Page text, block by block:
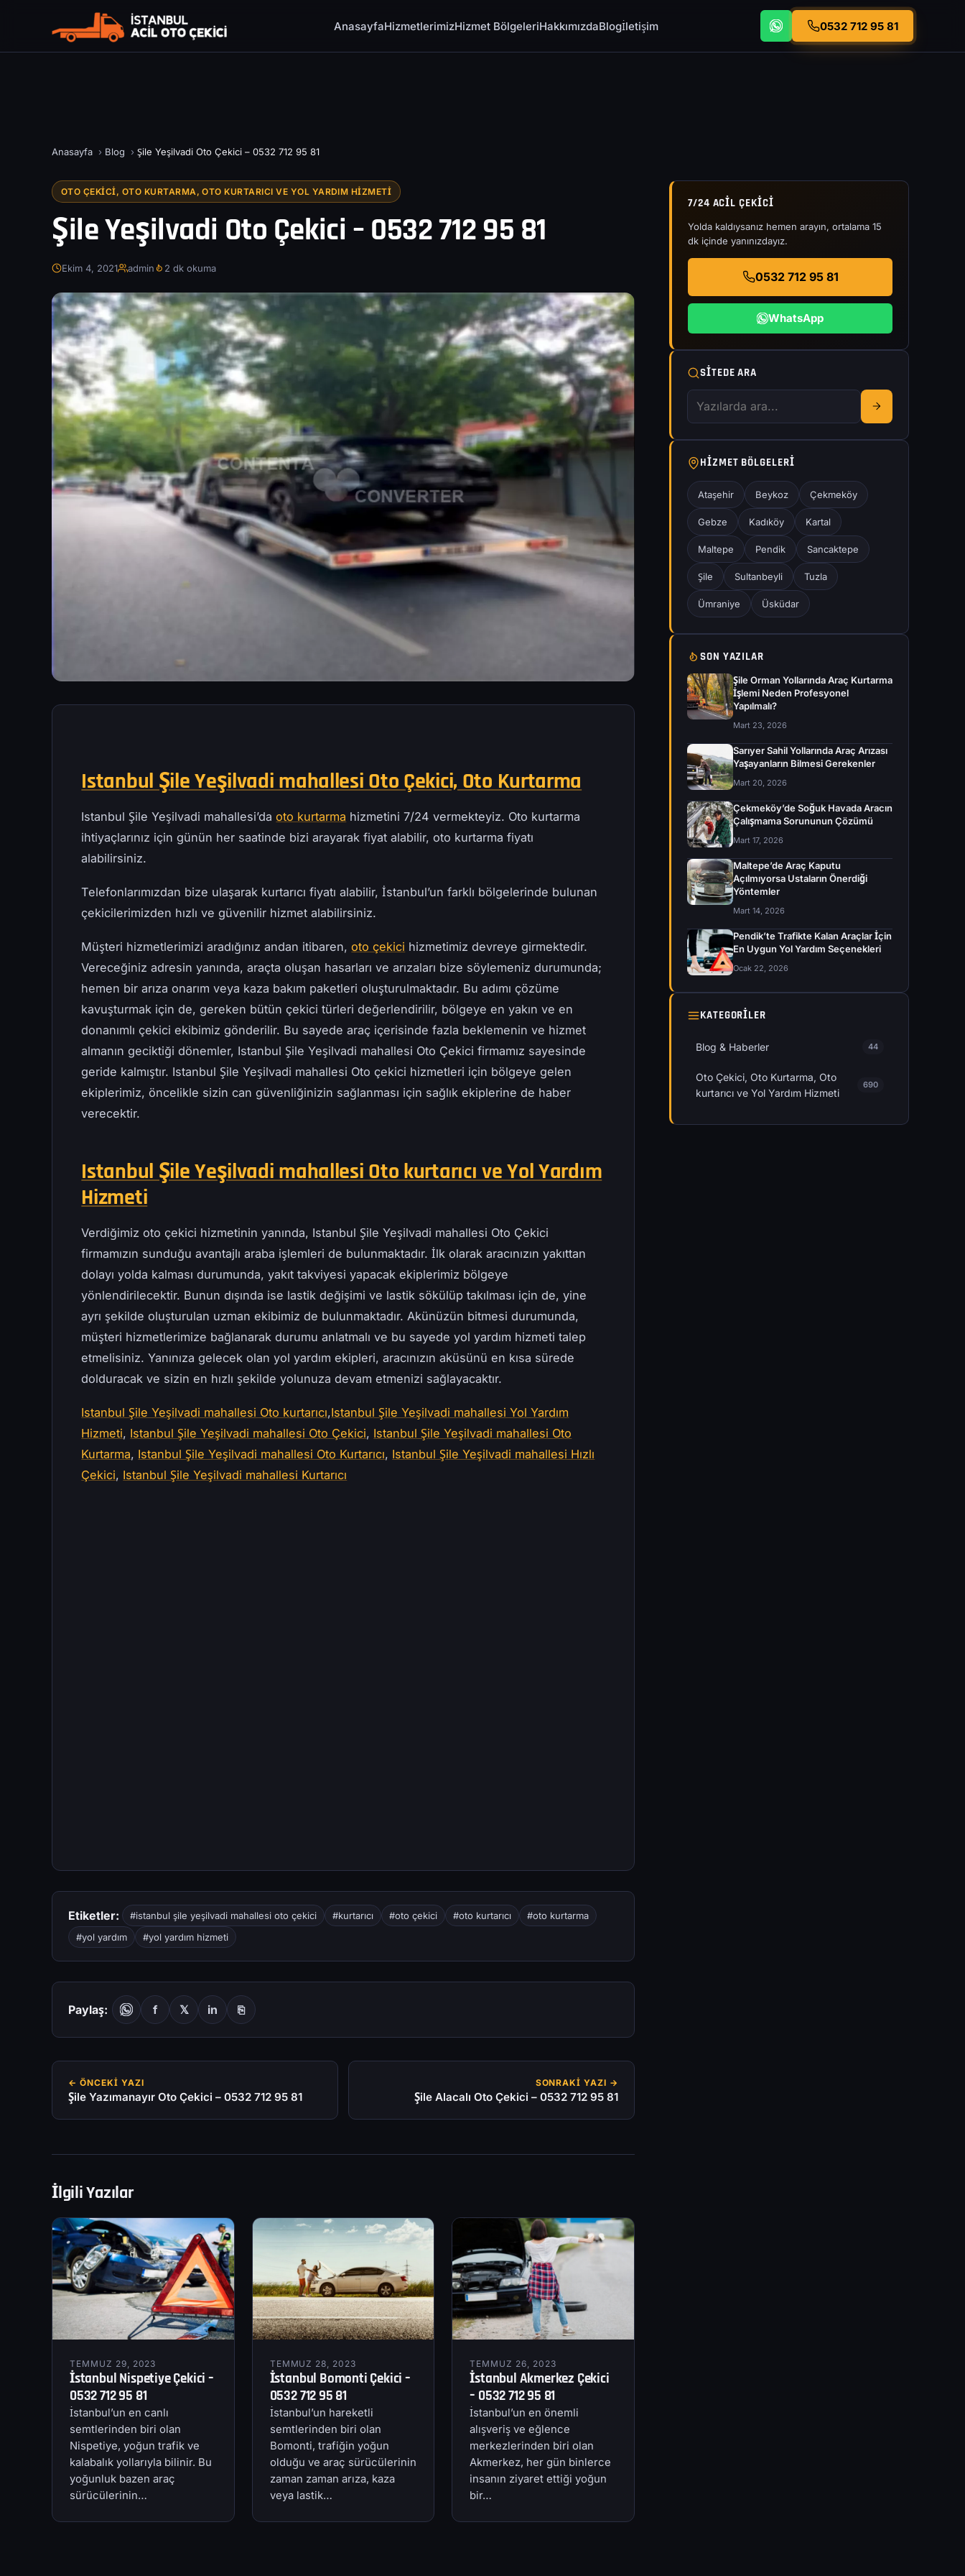
AnasayfaHizmetlerimizHizmet BölgeleriHakkımızdaBlogİletişim 0532 712 95 81
Anasayfa › Blog › Şile Yeşilvadi Oto Çekici – 0532 712 95 81
OTO ÇEKICI, OTO KURTARMA, OTO KURTARICI VE YOL YARDIM HIZMETI
Şile Yeşilvadi Oto Çekici – 0532 712 95 81
Ekim 4, 2021 admin 2 dk okuma
Istanbul Şile Yeşilvadi mahallesi Oto Çekici, Oto Kurtarma
Istanbul Şile Yeşilvadi mahallesi’daoto kurtarma hizmetini 7/24 vermekteyiz. Oto kurtarma
ihtiyaçlarınız için günün her saatinde bizi arayarak fiyat alabilir, oto kurtarma fiyatı
alabilirsiniz.
Telefonlarımızdan bize ulaşarak kurtarıcı fiyatı alabilir, İstanbul’un farklı bölgelerinde bulunan
çekicilerimizden hızlı ve güvenilir hizmet alabilirsiniz.
Müşteri hizmetlerimizi aradığınız andan itibaren,oto çekici hizmetimiz devreye girmektedir.
Vereceğiniz adresin yanında, araçta oluşan hasarları ve arızaları bize söylemeniz durumunda;
hemen bir arıza onarım veya kaza bakım paketleri oluşturulmaktadır. Bu adımı çözüme
kavuşturmak için de, gereken bütün çekici türleri değerlendirilir, bölgeye en yakın ve en
donanımlı çekici ekibimiz gönderilir. Bu sayede araç içerisinde fazla beklemenin ve hizmet
almanın geciktiği dönemler, Istanbul Şile Yeşilvadi mahallesi Oto Çekici firmamız sayesinde
geride kalmıştır. Istanbul Şile Yeşilvadi mahallesi Oto çekici hizmetleri için bölgeye gelen
ekiplerimiz, öncelikle sizin can güvenliğinizin sağlanması için sağlık ekiplerine de haber
verecektir.
Istanbul Şile Yeşilvadi mahallesi Oto kurtarıcı ve Yol Yardım
Hizmeti
Verdiğimiz oto çekici hizmetinin yanında, Istanbul Şile Yeşilvadi mahallesi Oto Çekici
firmamızın sunduğu avantajlı araba işlemleri de bulunmaktadır. İlk olarak aracınızın yakıttan
dolayı yolda kalması durumunda, yakıt takviyesi yapacak ekiplerimiz bölgeye
yönlendirilecektir. Bunun dışında ise lastik değişimi ve lastik sökülüp takılması için de, yine
ayrı şekilde oluşturulan uzman ekibimiz de bulunmaktadır. Akünüzün bitmesi durumunda,
müşteri hizmetlerimize bağlanarak durumu anlatmalı ve bu sayede yol yardım hizmeti talep
etmelisiniz. Yanınıza gelecek olan yol yardım ekipleri, aracınızın aküsünü en kısa sürede
dolduracak ve sizin en hızlı şekilde yolunuza devam etmenizi sağlayacaktır.
Istanbul Şile Yeşilvadi mahallesi Oto kurtarıcı,Istanbul Şile Yeşilvadi mahallesi Yol Yardım
Hizmeti, Istanbul Şile Yeşilvadi mahallesi Oto Çekici, Istanbul Şile Yeşilvadi mahallesi Oto
Kurtarma, Istanbul Şile Yeşilvadi mahallesi Oto Kurtarıcı, Istanbul Şile Yeşilvadi mahallesi Hızlı
Çekici, Istanbul Şile Yeşilvadi mahallesi Kurtarıcı
Etiketler: #istanbul şile yeşilvadi mahallesi oto çekici #kurtarıcı #oto çekici #oto kurtarıcı
#oto kurtarma
#yol yardım
#yol yardım hizmeti
Paylaş: f 𝕏 in ⎘
← ÖNCEKI YAZI
Şile Yazımanayır Oto Çekici – 0532 712 95 81
SONRAKI YAZI →
Şile Alacalı Oto Çekici – 0532 712 95 81
İlgili Yazılar
TEMMUZ 29, 2023
İstanbul Nispetiye Çekici –
0532 712 95 81
İstanbul’un en canlı
semtlerinden biri olan
Nispetiye, yoğun trafik ve
kalabalık yollarıyla bilinir. Bu
yoğunluk bazen araç
sürücülerinin…
TEMMUZ 28, 2023
İstanbul Bomonti Çekici –
0532 712 95 81
İstanbul’un hareketli
semtlerinden biri olan
Bomonti, trafiğin yoğun
olduğu ve araç sürücülerinin
zaman zaman arıza, kaza
veya lastik…
TEMMUZ 26, 2023
İstanbul Akmerkez Çekici
– 0532 712 95 81
İstanbul’un en önemli
alışveriş ve eğlence
merkezlerinden biri olan
Akmerkez, her gün binlerce
insanın ziyaret ettiği yoğun
bir…
7/24 ACIL ÇEKICI
Yolda kaldıysanız hemen arayın, ortalama 15
dk içinde yanınızdayız.
0532 712 95 81
WhatsApp
SITEDE ARA
HIZMET BÖLGELERI
Ataşehir Beykoz Çekmeköy
Gebze Kadıköy Kartal
Maltepe Pendik Sancaktepe
Şile Sultanbeyli Tuzla
Ümraniye Üsküdar
SON YAZILAR
Şile Orman Yollarında Araç Kurtarma
İşlemi Neden Profesyonel
Yapılmalı?
Mart 23, 2026
Sarıyer Sahil Yollarında Araç Arızası
Yaşayanların Bilmesi Gerekenler
Mart 20, 2026
Çekmeköy’de Soğuk Havada Aracın
Çalışmama Sorununun Çözümü
Mart 17, 2026
Maltepe’de Araç Kaputu
Açılmıyorsa Ustaların Önerdiği
Yöntemler
Mart 14, 2026
Pendik’te Trafikte Kalan Araçlar İçin
En Uygun Yol Yardım Seçenekleri
Ocak 22, 2026
KATEGORILER
Blog & Haberler 44
Oto Çekici, Oto Kurtarma, Oto
kurtarıcı ve Yol Yardım Hizmeti
690